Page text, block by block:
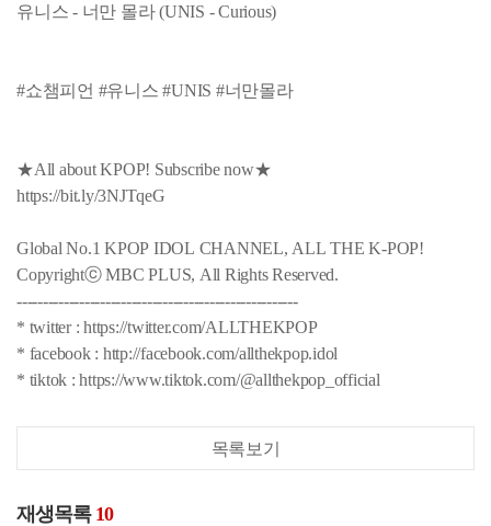
유니스 - 너만 몰라 (UNIS - Curious)
#쇼챔피언 #유니스 #UNIS #너만몰라
★All about KPOP! Subscribe now★
https://bit.ly/3NJTqeG
Global No.1 KPOP IDOL CHANNEL, ALL THE K-POP!
Copyrightⓒ MBC PLUS, All Rights Reserved.
------------------------------------------------------
* twitter : https://twitter.com/ALLTHEKPOP
* facebook : http://facebook.com/allthekpop.idol
* tiktok : https://www.tiktok.com/@allthekpop_official
목록보기
재생목록 10